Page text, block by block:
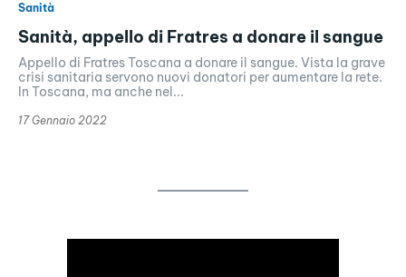
Sanità
Sanità, appello di Fratres a donare il sangue
Appello di Fratres Toscana a donare il sangue. Vista la grave
crisi sanitaria servono nuovi donatori per aumentare la rete.
In Toscana, ma anche nel...
17 Gennaio 2022